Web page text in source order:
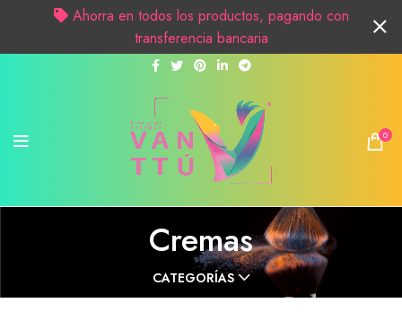
0
Cremas
CATEGORÍAS
Ahorra en todos los productos, pagando con
transferencia bancaria